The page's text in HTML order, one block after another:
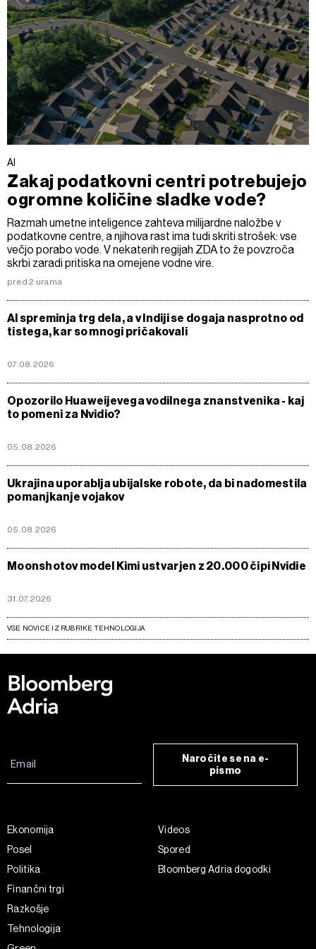
AI
Zakaj podatkovni centri potrebujejo
ogromne količine sladke vode?
Razmah umetne inteligence zahteva milijardne naložbe v
podatkovne centre, a njihova rast ima tudi skriti strošek: vse
večjo porabo vode. V nekaterih regijah ZDA to že povzroča
skrbi zaradi pritiska na omejene vodne vire.
pred 2 urama
AI spreminja trg dela, a v Indiji se dogaja nasprotno od
tistega, kar so mnogi pričakovali
07.08.2026
Opozorilo Huaweijevega vodilnega znanstvenika - kaj
to pomeni za Nvidio?
05.08.2026
Ukrajina uporablja ubijalske robote, da bi nadomestila
pomanjkanje vojakov
05.08.2026
Moonshotov model Kimi ustvarjen z 20.000 čipi Nvidie
31.07.2026
VSE NOVICE IZ RUBRIKE TEHNOLOGIJA
Naročite se na e-
pismo
Ekonomija
Posel
Politika
Finančni trgi
Razkošje
Tehnologija
Videos
Spored
Bloomberg Adria dogodki